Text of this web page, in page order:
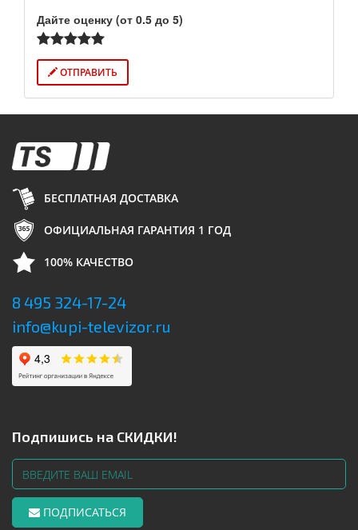
Дайте оценку (от 0.5 до 5)
ОТПРАВИТЬ
БЕСПЛАТНАЯ ДОСТАВКА
ОФИЦИАЛЬНАЯ ГАРАНТИЯ 1 ГОД
100% КАЧЕСТВО
8 495 324-17-24
info@kupi-televizor.ru
Подпишись на СКИДКИ!
ПОДПИСАТЬСЯ